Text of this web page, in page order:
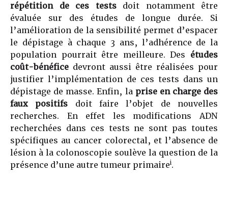
répétition de ces tests doit notamment être
évaluée sur des études de longue durée. Si
l’amélioration de la sensibilité permet d’espacer
le dépistage à chaque 3 ans, l’adhérence de la
population pourrait être meilleure. Des études
coût-bénéfice devront aussi être réalisées pour
justifier l’implémentation de ces tests dans un
dépistage de masse. Enfin, la prise en charge des
faux positifs doit faire l’objet de nouvelles
recherches. En effet les modifications ADN
recherchées dans ces tests ne sont pas toutes
spécifiques au cancer colorectal, et l’absence de
lésion à la colonoscopie soulève la question de la
présence d’une autre tumeur primairei.